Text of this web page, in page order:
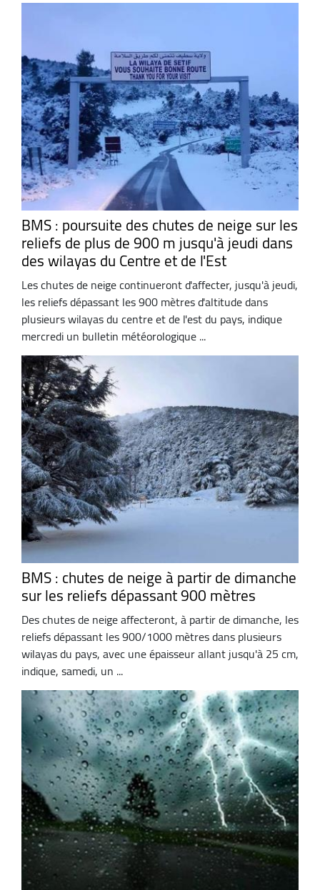
BMS : poursuite des chutes de neige sur les
reliefs de plus de 900 m jusqu'à jeudi dans
des wilayas du Centre et de l'Est
Les chutes de neige continueront d'affecter, jusqu'à jeudi,
les reliefs dépassant les 900 mètres d'altitude dans
plusieurs wilayas du centre et de l'est du pays, indique
mercredi un bulletin météorologique ...
BMS : chutes de neige à partir de dimanche
sur les reliefs dépassant 900 mètres
Des chutes de neige affecteront, à partir de dimanche, les
reliefs dépassant les 900/1000 mètres dans plusieurs
wilayas du pays, avec une épaisseur allant jusqu'à 25 cm,
indique, samedi, un ...